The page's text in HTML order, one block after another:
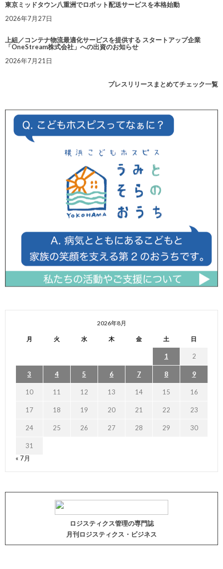
東京ミッドタウン八重洲でロボット配送サービスを本格始動
2026年7月27日
上組／コンテナ物流最適化サービスを提供する スタートアップ企業
「OneStream株式会社」への出資のお知らせ
2026年7月21日
プレスリリースまとめてチェック一覧
2026年8月
月 火 水 木 金 土 日
1 2
3 4 5 6 7 8 9
10 11 12 13 14 15 16
17 18 19 20 21 22 23
24 25 26 27 28 29 30
31
« 7月
ロジスティクス管理の専門誌
月刊ロジスティクス・ビジネス